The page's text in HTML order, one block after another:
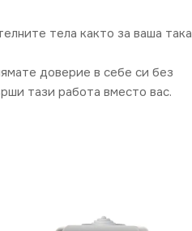
тела както за ваша така
доверие в себе си без
тази работа вместо вас.